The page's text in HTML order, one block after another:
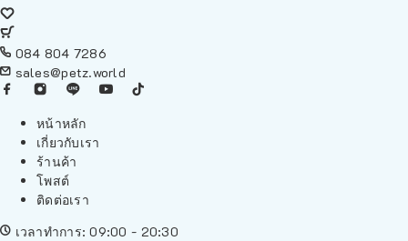
084 804 7286
sales@petz.world
หน้าหลัก
เกี่ยวกับเรา
ร้านค้า
โพสต์
ติดต่อเรา
เวลาทำการ: 09:00 - 20:30